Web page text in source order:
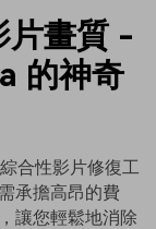
片畫質 -
的神奇
合性影片修復工
承擔高昂的費
讓您輕鬆地消除